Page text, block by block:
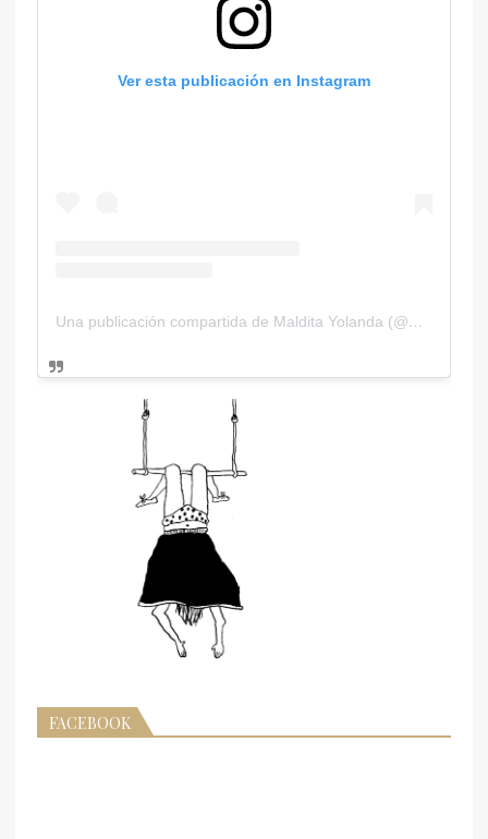
Ver esta publicación en Instagram
Una publicación compartida de Maldita Yolanda (@malditayolanda)
FACEBOOK